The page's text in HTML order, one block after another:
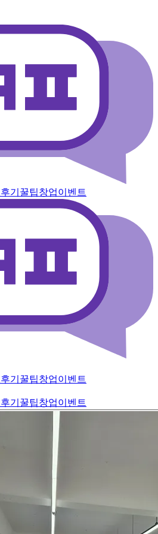
후기 꿀팁창업이벤트
후기 꿀팁창업이벤트
후기 꿀팁창업이벤트